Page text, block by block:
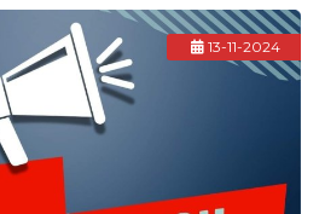
13-11-2024